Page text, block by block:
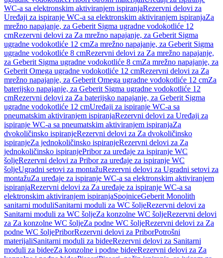
WC-a sa elektronskim aktiviranjem ispiranjaRezervni delovi za
Uređaji za ispiranje WC-a sa elektronskim aktiviranjem ispiranjaZa
mrežno napajanje, za Geberit Sigma ugradne vodokotliće 12
cmRezervni delovi za Za mrežno napajanje, za Geberit Sigma
ugradne vodokotliće 12 cmZa mrežno napajanje, za Geberit Sigma
ugradne vodokotliće 8 cmRezervni delovi za Za mrežno napajanje,
za Geberit Sigma ugradne vodokotliće 8 cmZa mrežno napajanje, za
Geberit Omega ugradne vodokotliće 12 cmRezervni delovi za Za
mrežno napajanje, za Geberit Omega ugradne vodokotliće 12 cmZa
baterijsko napajanje, za Geberit Sigma ugradne vodokotliće 12
cmRezervni delovi za Za baterijsko napajanje, za Geberit Sigma
ugradne vodokotliće 12 cmUređaji za ispiranje WC-a sa
pneumatskim aktiviranjem ispiranjaRezervni delovi za Uređaji za
ispiranje WC-a sa pneumatskim aktiviranjem ispiranjaZa
dvokoličinsko ispiranjeRezervni delovi za Za dvokoličinsko
ispiranjeZa jednokoličinsko ispiranjeRezervni delovi za Za
jednokoličinsko ispiranjePribor za uređaje za ispiranje WC
šoljeRezervni delovi za Pribor za uređaje za ispiranje WC
šoljeUgradni setovi za montažuRezervni delovi za Ugradni setovi za
montažuZa uređaje za ispiranje WC-a sa elektronskim aktiviranjem
ispiranjaRezervni delovi za Za uređaje za ispiranje WC-a sa
elektronskim aktiviranjem ispiranjaSpojniceGeberit Monolith
sanitarni moduliSanitarni moduli za WC šoljeRezervni delovi za
Sanitarni moduli za WC šoljeZa konzolne WC šoljeRezervni delovi
za Za konzolne WC šoljeZa podne WC šoljeRezervni delovi za Za
podne WC šoljePriborRezervni delovi za PriborPotrošni
materijaliSanitarni moduli za bideeRezervni delovi za Sanitarni
moduli za bideeZa konzolne i podne bideeRezervni delovi za Za